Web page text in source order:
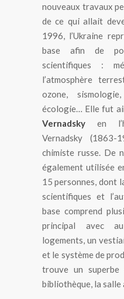
nouveaux travaux
de ce qui allait
1996, l’Ukraine
base afin de
scientifiques :
l’atmosphère
ozone,
écologie… Elle fut
Vernadskyen
Vernadsky (1863-
chimiste russe. De
également utilisée
15 personnes, dont
scientifiques et
base comprend
principal avec
logements, un
et le système de
trouve un
bibliothèque, la salle